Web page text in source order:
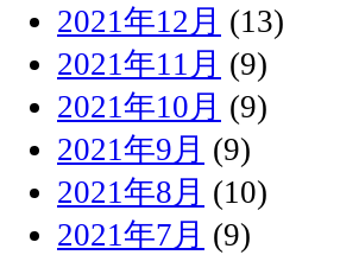
2021年12月 (13)
2021年11月 (9)
2021年10月 (9)
2021年9月 (9)
2021年8月 (10)
2021年7月 (9)